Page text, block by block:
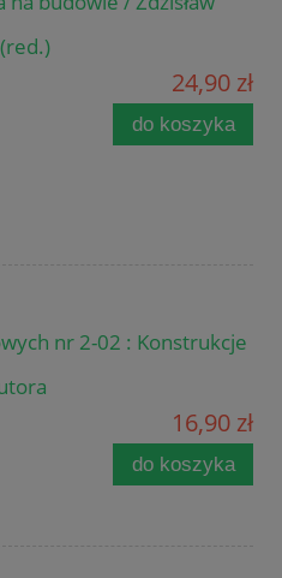
24,90 zł
do koszyka
nr 2-02 : Konstrukcje
16,90 zł
do koszyka